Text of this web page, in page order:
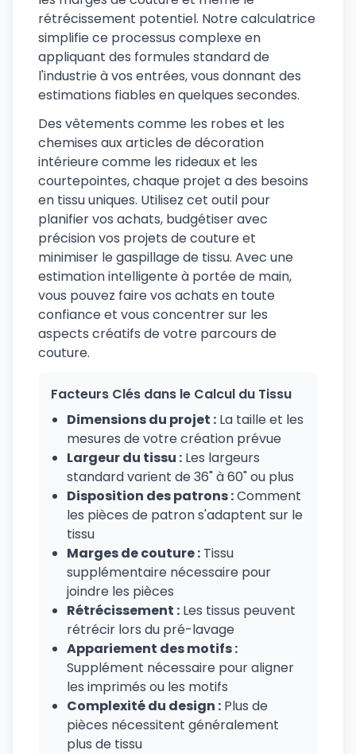
rétrécissement potentiel. Notre calculatrice
simplifie ce processus complexe en
appliquant des formules standard de
l'industrie à vos entrées, vous donnant des
estimations fiables en quelques secondes.
Des vêtements comme les robes et les
chemises aux articles de décoration
intérieure comme les rideaux et les
courtepointes, chaque projet a des besoins
en tissu uniques. Utilisez cet outil pour
planifier vos achats, budgétiser avec
précision vos projets de couture et
minimiser le gaspillage de tissu. Avec une
estimation intelligente à portée de main,
vous pouvez faire vos achats en toute
confiance et vous concentrer sur les
aspects créatifs de votre parcours de
couture.
Facteurs Clés dans le Calcul du Tissu
Dimensions du projet : La taille et les
mesures de votre création prévue
Largeur du tissu : Les largeurs
standard varient de 36" à 60" ou plus
Disposition des patrons :Comment
les pièces de patron s'adaptent sur le
tissu
Marges de couture : Tissu
supplémentaire nécessaire pour
joindre les pièces
Rétrécissement : Les tissus peuvent
rétrécir lors du pré-lavage
Appariement des motifs :
Supplément nécessaire pour aligner
les imprimés ou les motifs
Complexité du design : Plus de
pièces nécessitent généralement
plus de tissu